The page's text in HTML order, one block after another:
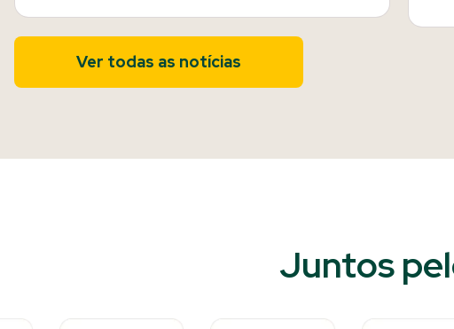
Ver todas as notícias
Juntos